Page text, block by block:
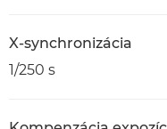
X-synchronizácia
1/250 s